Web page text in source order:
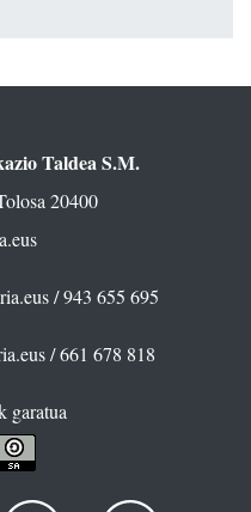
Taldea S.M.
20400
/ 943 655 695
/ 661 678 818
garatua